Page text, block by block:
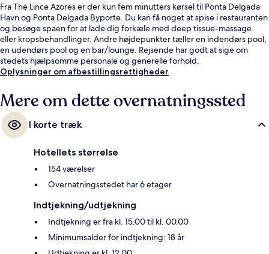
Fra The Lince Azores er der kun fem minutters kørsel til Ponta Delgada
Havn og Ponta Delgada Byporte. Du kan få noget at spise i restauranten
og besøge spaen for at lade dig forkæle med deep tissue-massage
eller kropsbehandlinger. Andre højdepunkter tæller en indendørs pool,
en udendørs pool og en bar/lounge. Rejsende har godt at sige om
stedets hjælpsomme personale og generelle forhold.
Oplysninger om afbestillingsrettigheder
Mere om dette overnatningssted
I korte træk
Hotellets størrelse
154 værelser
Overnatningsstedet har 6 etager
Indtjekning/udtjekning
Indtjekning er fra kl. 15.00 til kl. 00.00
Minimumsalder for indtjekning: 18 år